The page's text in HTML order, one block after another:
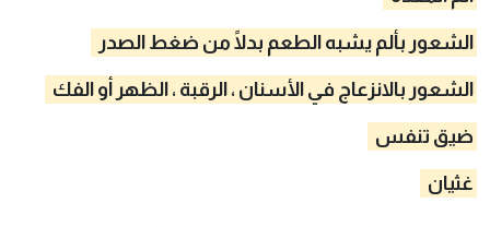
الشعور بألم يشبه الطعم بدلًا من ضغط الصدر
الشعور بالانزعاج في الأسنان ، الرقبة ، الظهر أو الفك
ضيق تنفس
غثيان